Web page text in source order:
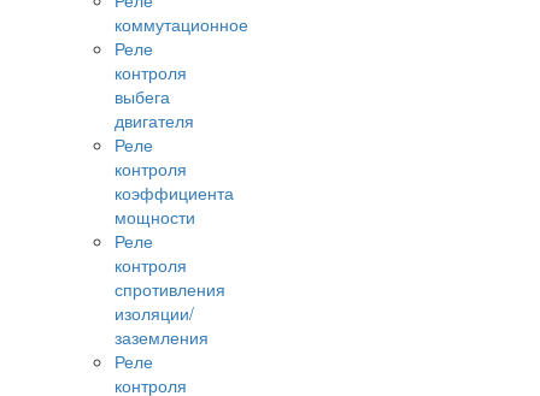
коммутационное
Реле
контроля
выбега
двигателя
Реле
контроля
коэффициента
мощности
Реле
контроля
спротивления
изоляции/
заземления
Реле
контроля